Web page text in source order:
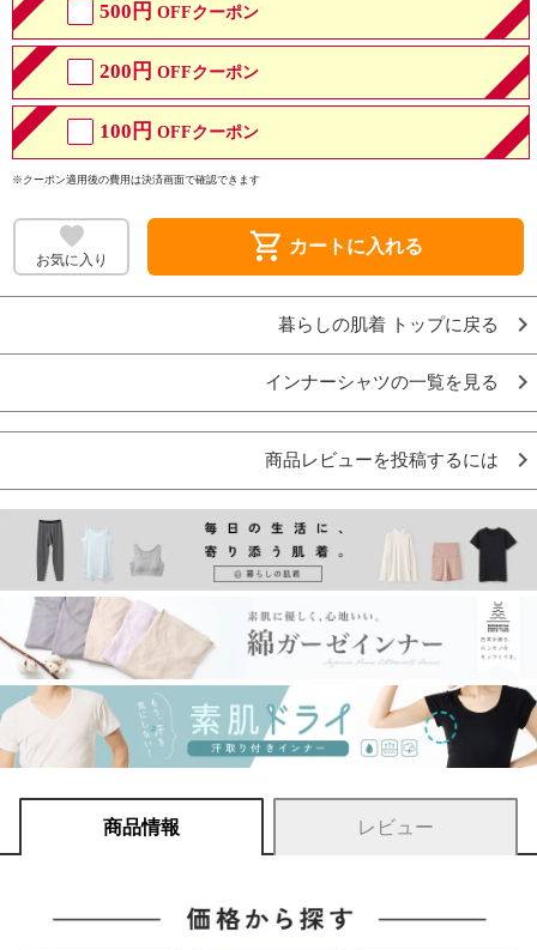
500円 OFFクーポン
200円 OFFクーポン
100円 OFFクーポン
※クーポン適用後の費用は決済画面で確認できます
お気に入り shopping_cart カートに入れる
暮らしの肌着 トップに戻る
インナーシャツの一覧を見る
商品レビューを投稿するには
商品情報 レビュー